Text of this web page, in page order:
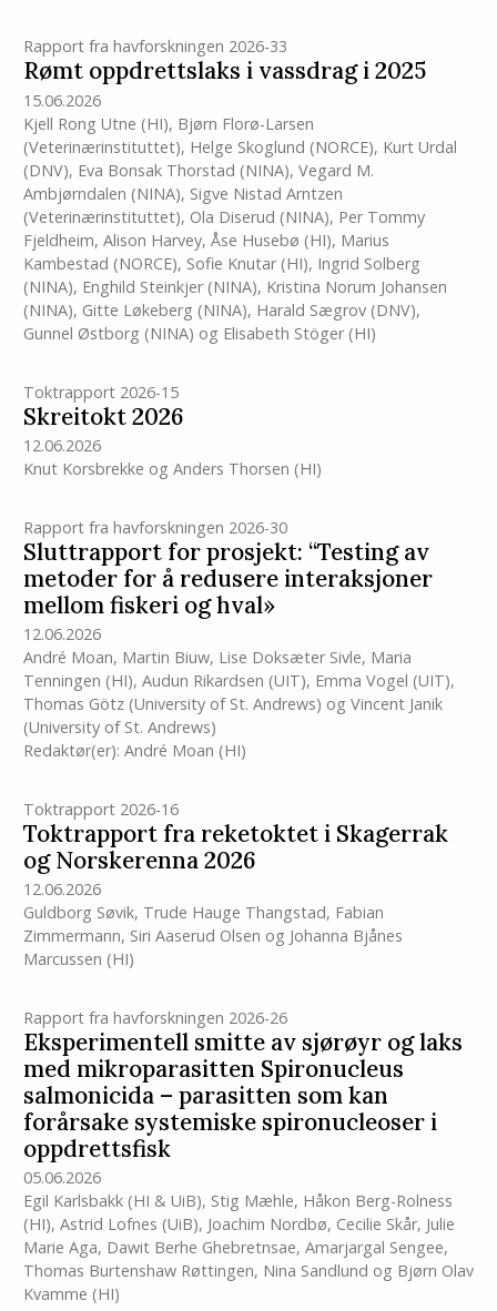
Rapport fra havforskningen 2026-33
Rømt oppdrettslaks i vassdrag i 2025
15.06.2026
Kjell Rong Utne (HI), Bjørn Florø-Larsen
(Veterinærinstituttet), Helge Skoglund (NORCE), Kurt Urdal
(DNV), Eva Bonsak Thorstad (NINA), Vegard M.
Ambjørndalen (NINA), Sigve Nistad Arntzen
(Veterinærinstituttet), Ola Diserud (NINA), Per Tommy
Fjeldheim, Alison Harvey, Åse Husebø (HI), Marius
Kambestad (NORCE), Sofie Knutar(HI), Ingrid Solberg
(NINA), Enghild Steinkjer (NINA), Kristina Norum Johansen
(NINA), Gitte Løkeberg (NINA), Harald Sægrov (DNV),
Gunnel Østborg (NINA) og Elisabeth Stöger(HI)
Toktrapport 2026-15
Skreitokt 2026
12.06.2026
Knut Korsbrekke og Anders Thorsen (HI)
Rapport fra havforskningen 2026-30
Sluttrapport for prosjekt: “Testing av
metoder for å redusere interaksjoner
mellom fiskeri og hval»
12.06.2026
André Moan, Martin Biuw, Lise Doksæter Sivle, Maria
Tenningen (HI), Audun Rikardsen (UIT), Emma Vogel (UIT),
Thomas Götz (University of St. Andrews) og Vincent Janik
(University of St. Andrews)
Redaktør(er): André Moan (HI)
Toktrapport 2026-16
Toktrapport fra reketoktet i Skagerrak
og Norskerenna 2026
12.06.2026
Guldborg Søvik, Trude Hauge Thangstad, Fabian
Zimmermann, Siri Aaserud Olsen og Johanna Bjånes
Marcussen (HI)
Rapport fra havforskningen 2026-26
Eksperimentell smitte av sjørøyr og laks
med mikroparasitten Spironucleus
salmonicida – parasitten som kan
forårsake systemiske spironucleoser i
oppdrettsfisk
05.06.2026
Egil Karlsbakk (HI & UiB), Stig Mæhle, Håkon Berg-Rolness
(HI), Astrid Lofnes (UiB), Joachim Nordbø, Cecilie Skår, Julie
Marie Aga, Dawit Berhe Ghebretnsae, Amarjargal Sengee,
Thomas Burtenshaw Røttingen, Nina Sandlund og Bjørn Olav
Kvamme (HI)